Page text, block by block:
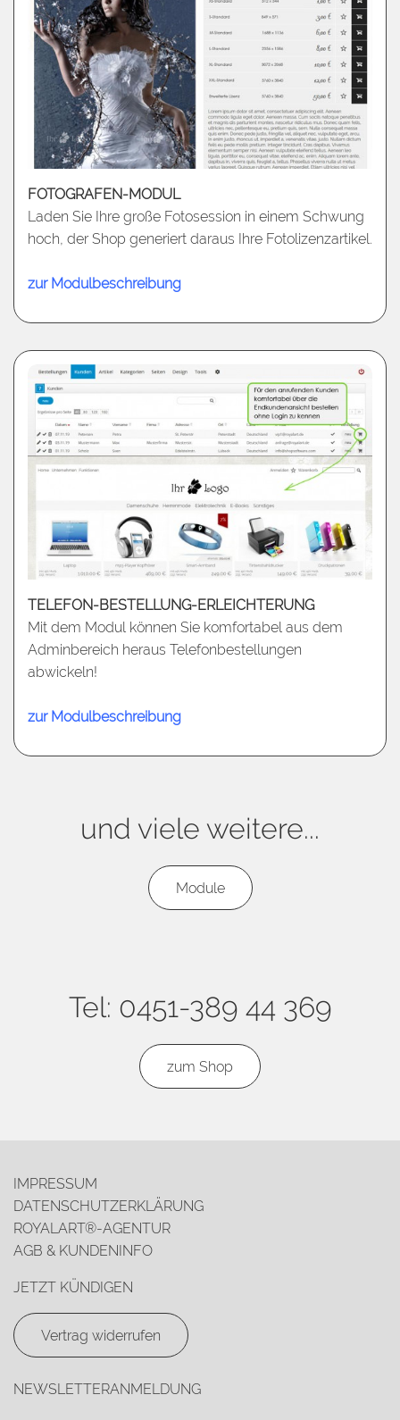
FOTOGRAFEN-MODUL
Laden Sie Ihre große Fotosession in einem Schwung
hoch, der Shop generiert daraus Ihre Fotolizenzartikel.
zur Modulbeschreibung
TELEFON-BESTELLUNG-ERLEICHTERUNG
Mit dem Modul können Sie komfortabel aus dem
Adminbereich heraus Telefonbestellungen
abwickeln!
zur Modulbeschreibung
und viele weitere...
Module
Tel: 0451-389 44 369
zum Shop
IMPRESSUM
DATENSCHUTZERKLÄRUNG
ROYALART®-AGENTUR
AGB & KUNDENINFO
JETZT KÜNDIGEN
Vertrag widerrufen
NEWSLETTERANMELDUNG